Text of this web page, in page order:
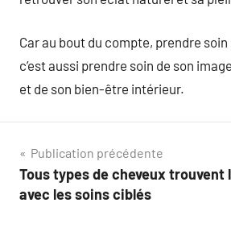
Car au bout du compte, prendre soin
c’est aussi prendre soin de son
et de son bien-être intérieur.
Navigation
de
Publication précédente
Tous types de cheveux trouvent
avec les soins ciblés